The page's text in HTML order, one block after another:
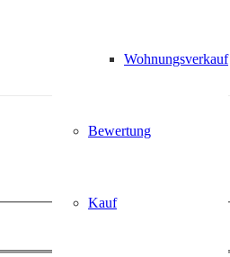
Wohnungsverkauf
Bewertung
Kauf